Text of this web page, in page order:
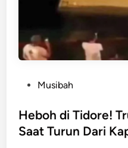
s
t
Musibah
Heboh di Tidore!
Saat Turun Dari